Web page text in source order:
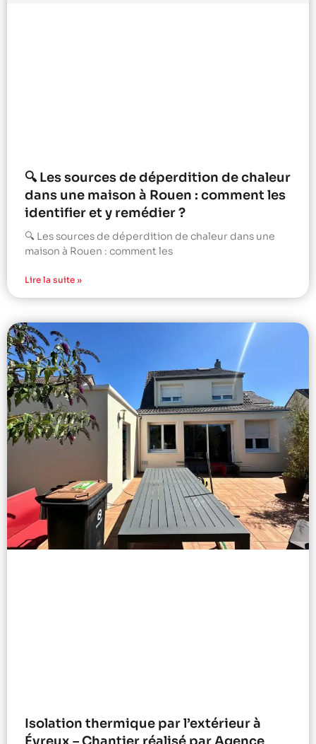
🔍 Les sources de déperdition de chaleur
dans une maison à Rouen : comment les
identifier et y remédier ?
🔍 Les sources de déperdition de chaleur dans une
maison à Rouen : comment les
Lire la suite »
Isolation thermique par l’extérieur à